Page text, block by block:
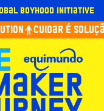
Boyhood Initiative
Cuidar é solução